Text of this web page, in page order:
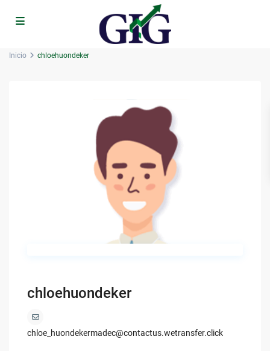
Inicio chloehuondeker
chloehuondeker
chloe_huondekermadec@contactus.wetransfer.click